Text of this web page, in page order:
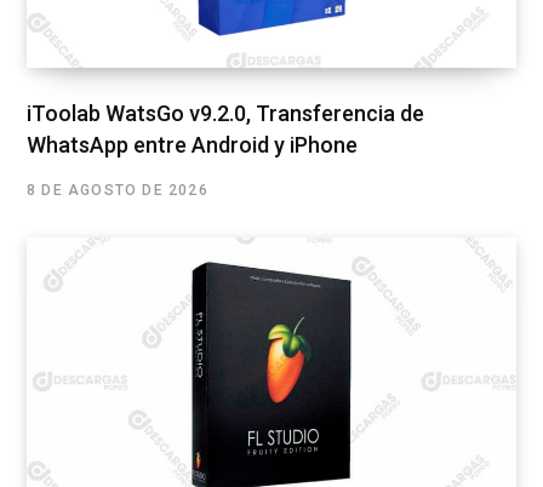
iToolab WatsGo v9.2.0, Transferencia de
WhatsApp entre Android y iPhone
8 DE AGOSTO DE 2026